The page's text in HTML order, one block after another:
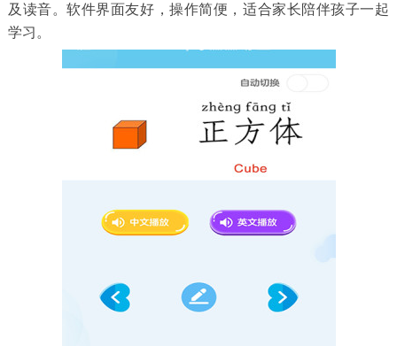
及读音。软件界面友好，操作简便，适合家长陪伴孩子一起
学习。